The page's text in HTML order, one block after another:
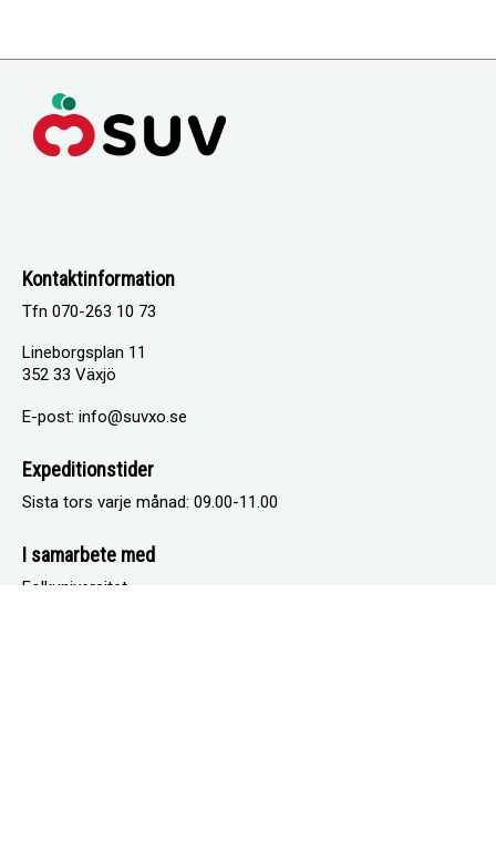
Kontaktinformation
Tfn 070-263 10 73
Lineborgsplan 11
352 33 Växjö
E-post: info@suvxo.se
Expeditionstider
Sista tors varje månad: 09.00-11.00
I samarbete med
Folkuniversitet